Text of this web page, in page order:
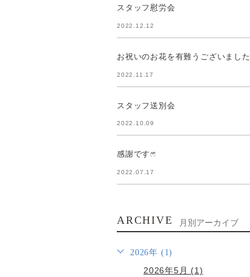
スタッフ慰労会
2022.12.12
お祝いのお花を有難うございました
2022.11.17
スタッフ送別会
2022.10.09
感謝ですෆ̈
2022.07.17
ARCHIVE 月別アーカイブ
2026年 (1)
2026年5月 (1)